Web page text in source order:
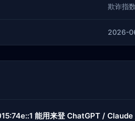
欺诈指
2026-
能用来登 ChatGPT / Claude